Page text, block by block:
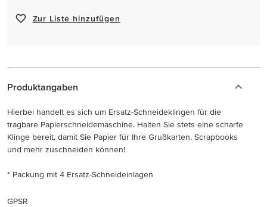
Zur Liste hinzufügen
Produktangaben
Hierbei handelt es sich um Ersatz-Schneideklingen für die
tragbare Papierschneidemaschine. Halten Sie stets eine scharfe
Klinge bereit, damit Sie Papier für Ihre Grußkarten, Scrapbooks
und mehr zuschneiden können!
* Packung mit 4 Ersatz-Schneideinlagen
GPSR